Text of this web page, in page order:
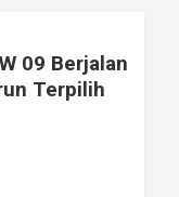
09 Berjalan
Terpilih